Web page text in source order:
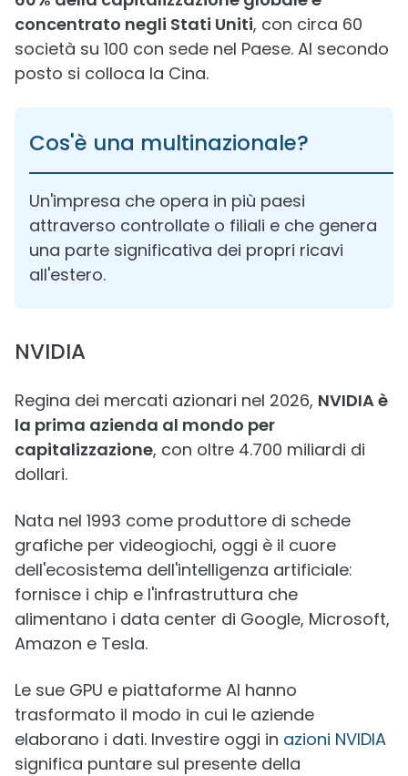
concentrato negli Stati Uniti, con circa 60
società su 100 con sede nel Paese. Al secondo
posto si colloca la Cina.
Cos'è una multinazionale?
Un'impresa che opera in più paesi
attraverso controllate o filiali e che genera
una parte significativa dei propri ricavi
all'estero.
NVIDIA
Regina dei mercati azionari nel 2026, NVIDIA è
la prima azienda al mondo per
capitalizzazione, con oltre 4.700 miliardi di
dollari.
Nata nel 1993 come produttore di schede
grafiche per videogiochi, oggi è il cuore
dell'ecosistema dell'intelligenza artificiale:
fornisce i chip e l'infrastruttura che
alimentano i data center di Google, Microsoft,
Amazon e Tesla.
Le sue GPU e piattaforme AI hanno
trasformato il modo in cui le aziende
elaborano i dati. Investire oggi in azioni NVIDIA
significa puntare sul presente della